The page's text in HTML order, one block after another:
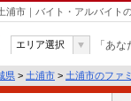
市｜バイト・アルバイト
エリア選択 「あ
県 > 土浦市 > 土浦市のファ